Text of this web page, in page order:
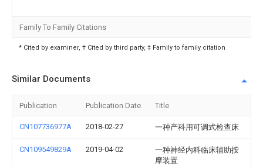
Family To Family Citations
* Cited by examiner, † Cited by third party, ‡ Family to family citation
Similar Documents
Publication Publication Date Title
CN107736977A 2018-02-27 一种产科用可调式检查床
CN109549829A 2019-04-02
一种神经内科临床辅助按
摩装置